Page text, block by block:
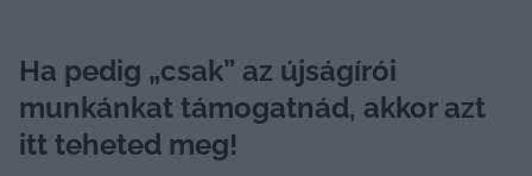
Ha pedig „csak” az újságírói
munkánkat támogatnád, akkor azt
itt teheted meg!